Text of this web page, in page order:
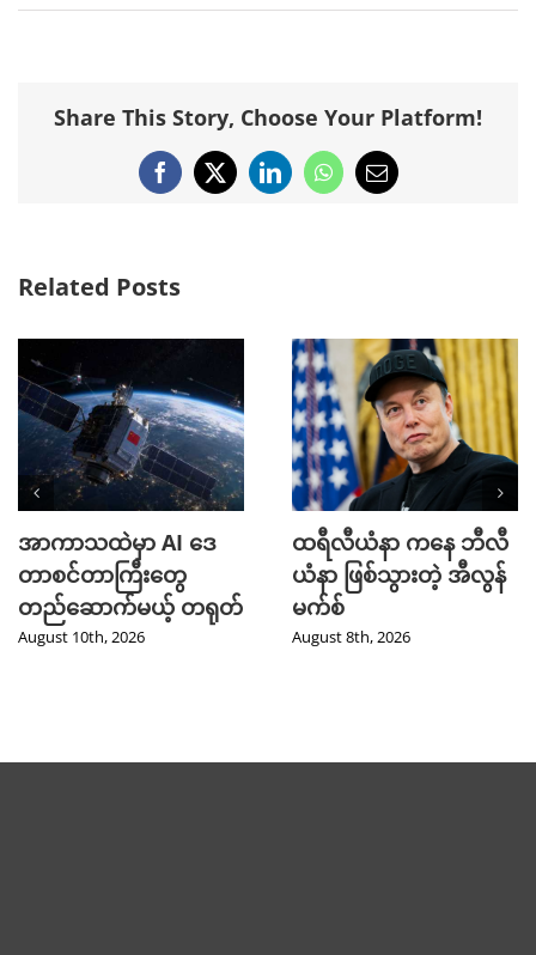
Share This Story, Choose Your Platform!
Facebook
X LinkedInWhatsApp
Email
Related Posts
အာကာသထဲမှာ AI ဒေ
တာစင်တာကြီးတွေ
တည်ဆောက်မယ့် တရုတ်
August 10th, 2026
ထရီလီယံနာ ကနေ ဘီလီ
ယံနာ ဖြစ်သွားတဲ့ အီလွန်
မက်စ်
August 8th, 2026